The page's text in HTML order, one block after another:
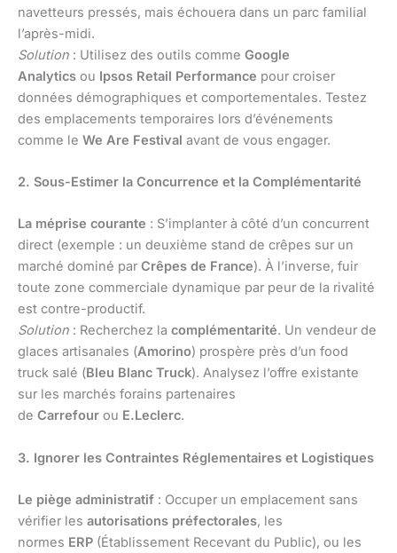
navetteurs pressés, mais échouera dans un parc familial
l’après-midi.
Solution : Utilisez des outils comme Google
Analytics ou Ipsos Retail Performance pour croiser
données démographiques et comportementales. Testez
des emplacements temporaires lors d’événements
comme le We Are Festival avant de vous engager.
2. Sous-Estimer la Concurrence et la Complémentarité
La méprise courante : S’implanter à côté d’un concurrent
direct (exemple : un deuxième stand de crêpes sur un
marché dominé par Crêpes de France). À l’inverse, fuir
toute zone commerciale dynamique par peur de la rivalité
est contre-productif.
Solution : Recherchez la complémentarité. Un vendeur de
glaces artisanales (Amorino) prospère près d’un food
truck salé (Bleu Blanc Truck). Analysez l’offre existante
sur les marchés forains partenaires
de Carrefour ou E.Leclerc.
3. Ignorer les Contraintes Réglementaires et Logistiques
Le piège administratif : Occuper un emplacement sans
vérifier les autorisations préfectorales, les
normes ERP (Établissement Recevant du Public), ou les